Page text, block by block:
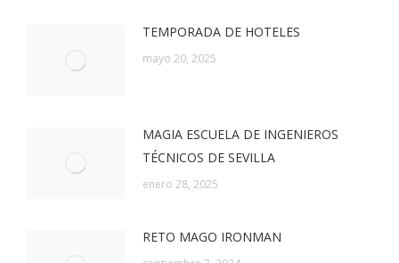
TEMPORADA DE HOTELES
mayo 20, 2025
MAGIA ESCUELA DE INGENIEROS
TÉCNICOS DE SEVILLA
enero 28, 2025
RETO MAGO IRONMAN